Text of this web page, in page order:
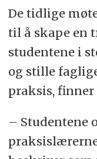
De tidlige
til å skape en
studentene i
og stille
praksis, finner
– Studentene